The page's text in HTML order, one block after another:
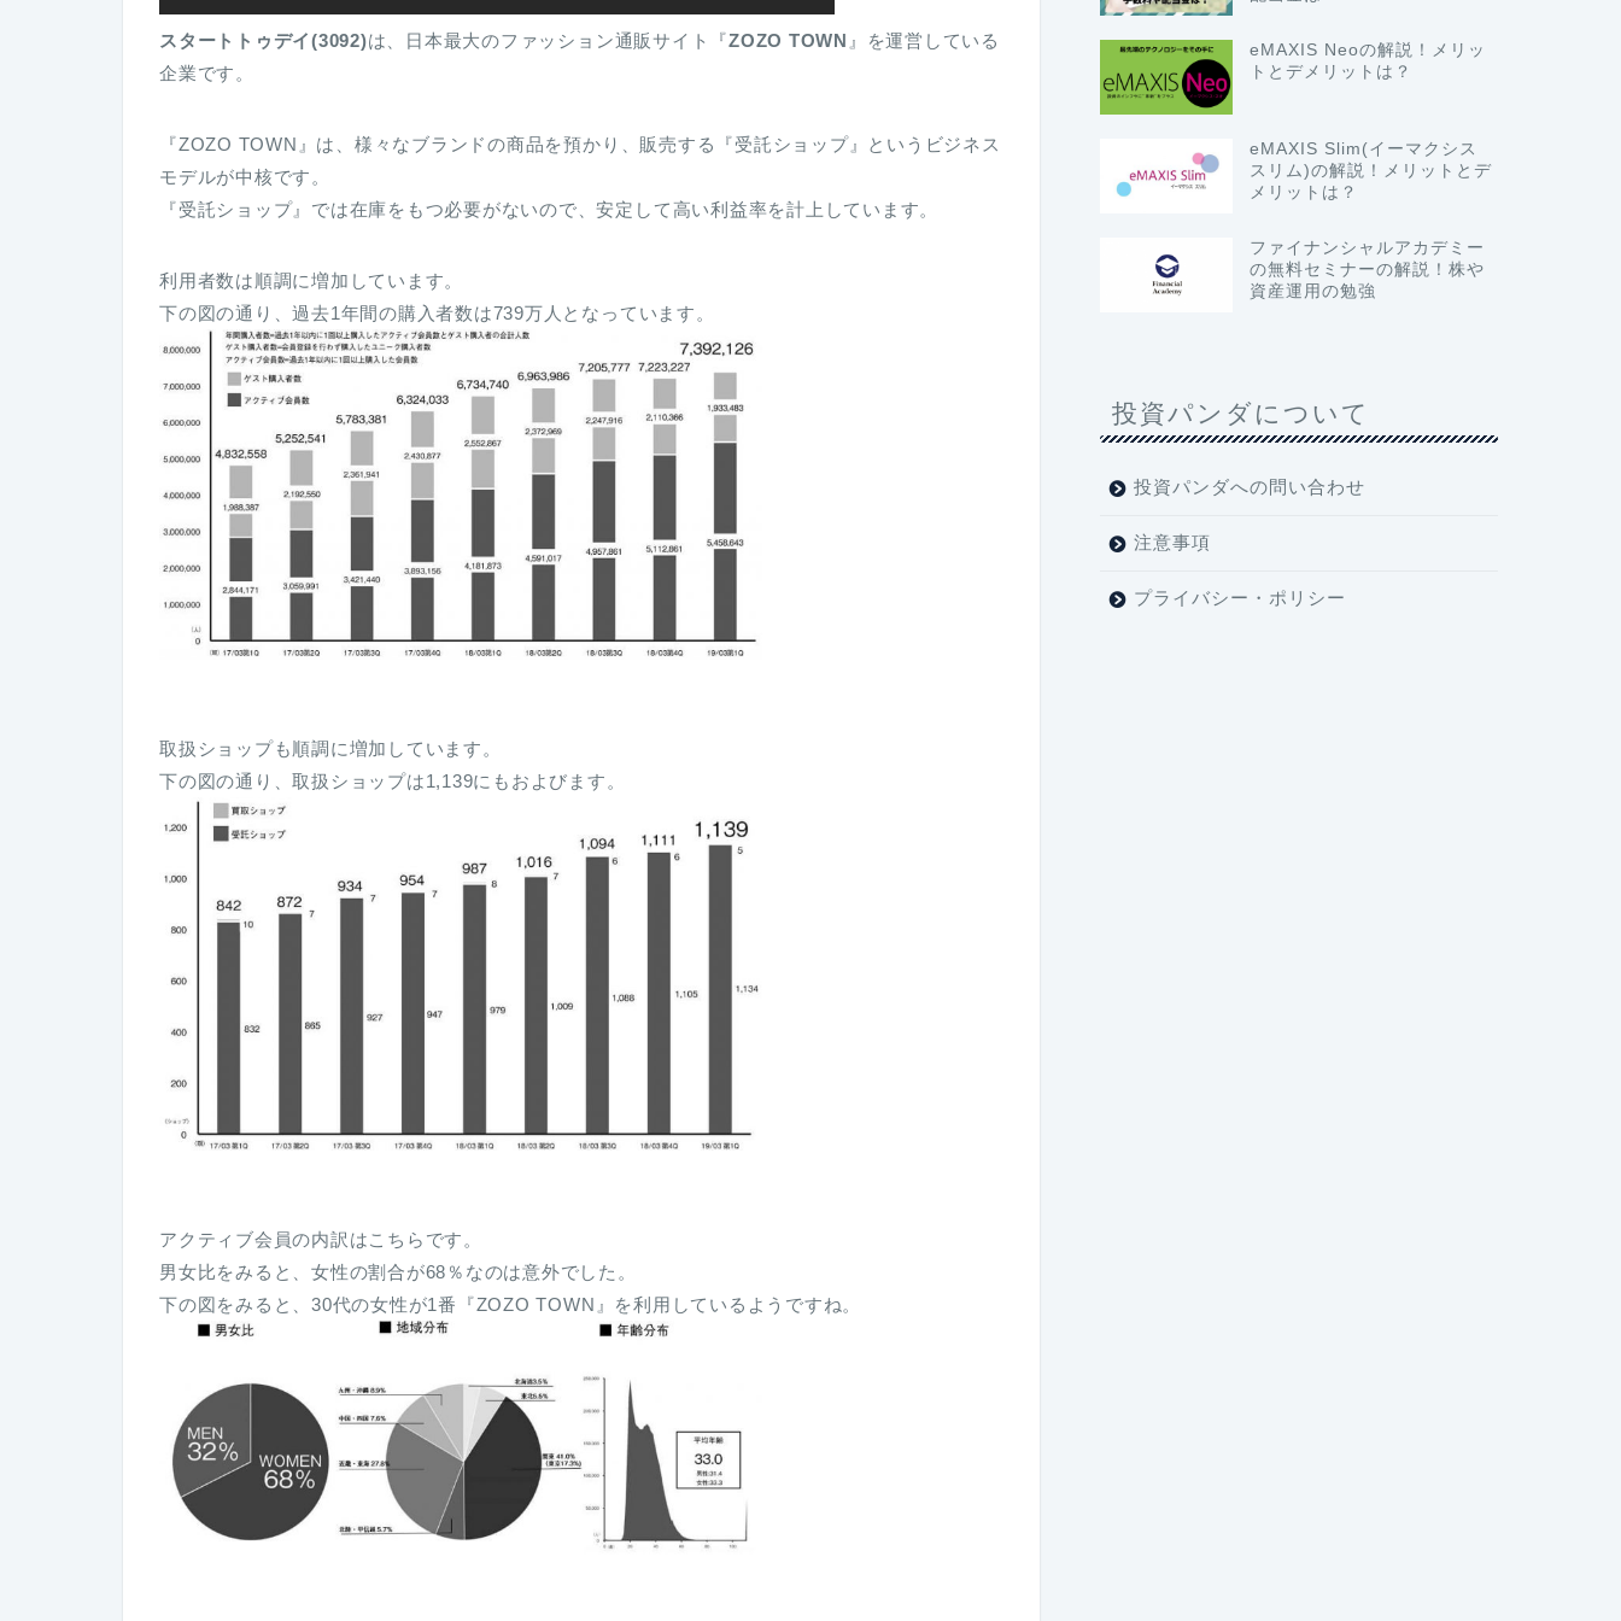
スタートトゥデイ(3092)は、日本最大のファッション通販サイト『ZOZO TOWN 』を運営している
企業です。
『ZOZO TOWN』は、様々なブランドの商品を預かり、販売する『受託ショップ』というビジネス
モデルが中核です。
『受託ショップ』では在庫をもつ必要がないので、安定して高い利益率を計上しています。
利用者数は順調に増加しています。
下の図の通り、過去1年間の購入者数は739万人となっています。
取扱ショップも順調に増加しています。
下の図の通り、取扱ショップは1,139にもおよびます。
アクティブ会員の内訳はこちらです。
男女比をみると、女性の割合が68％なのは意外でした。
下の図をみると、30代の女性が1番『ZOZO TOWN』を利用しているようですね。
eMAXIS Neoの解説！メリッ
トとデメリットは？
eMAXIS Slim(イーマクシス
スリム)の解説！メリットとデ
メリットは？
ファイナンシャルアカデミー
の無料セミナーの解説！株や
資産運用の勉強
投資パンダについて
投資パンダへの問い合わせ
注意事項
プライバシー・ポリシー